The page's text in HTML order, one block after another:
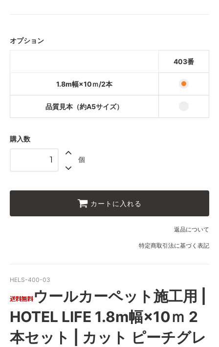
2,000円(税込2,200円)
オプション
403番
1.8m幅×10ｍ/2本
品質見本（約A5サイズ）
購入数
個
カートに入れる
返品について
特定商取引法に基づく表記
HELS-400-03
ウールカーペット施工用 |
HOTEL LIFE 1.8m幅×10ｍ 2
本セット | カット ピーチグレ